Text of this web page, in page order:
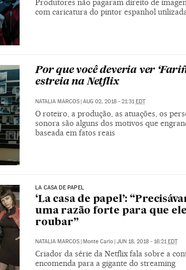
Produtores não pagaram direito de
com caricatura do pintor espanhol
Por que você deveria ver
estreia na Netflix
NATALIA MARCOS | AUG 02, 2018 - 21:31 EDT
O roteiro, a produção, as atuações, os
sonora são alguns dos motivos que
baseada em fatos reais
LA CASA DE PAPEL
‘La casa de papel’:
uma razão forte para que
roubar”
NATALIA MARCOS | Monte Carlo | JUN 18, 2018 - 16:21EDT
Criador da série da Netflix fala sobre a
encomenda para a gigante do streaming